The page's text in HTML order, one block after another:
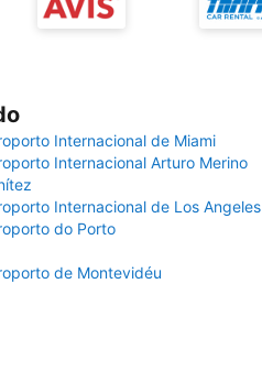
Internacional de Miami
Internacional Arturo Merino
Internacional de Los Angeles
do Porto
de Montevidéu